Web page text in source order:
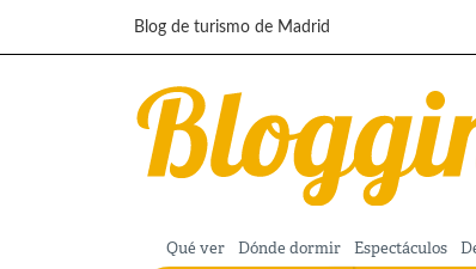
Pasar al contenido principal
Blog de turismo de Madrid
Qué ver Dónde dormir Espectáculos